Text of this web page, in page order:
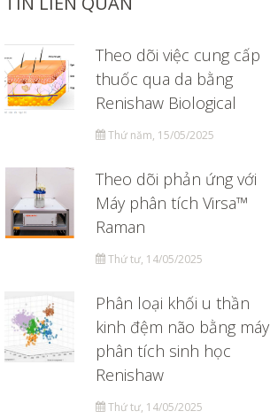
Theo dõi việc cung cấp
thuốc qua da bằng
Renishaw Biological
Thứ năm, 15/05/2025
Theo dõi phản ứng với
Máy phân tích Virsa™
Raman
Thứ tư, 14/05/2025
Phân loại khối u thần
kinh đệm não bằng máy
phân tích sinh học
Renishaw
Thứ tư, 14/05/2025